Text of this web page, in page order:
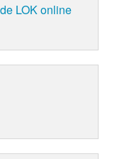
LOK online